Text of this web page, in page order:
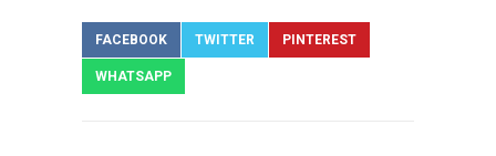
FACEBOOK TWITTER PINTEREST
WHATSAPP